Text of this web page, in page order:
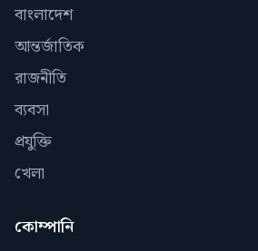
বাংলাদেশ
আন্তর্জাতিক
রাজনীতি
ব্যবসা
প্রযুক্তি
খেলা
কোম্পানি